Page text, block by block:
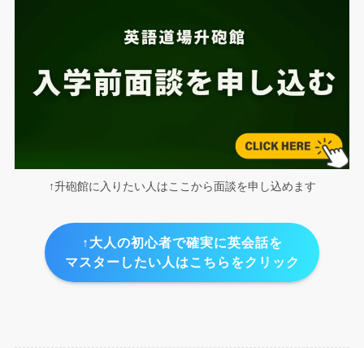
↑升砲館に入りたい人はここから面談を申し込めます
↑大人の初心者で確実に英会話を
マスターしたい人はこちらをクリック